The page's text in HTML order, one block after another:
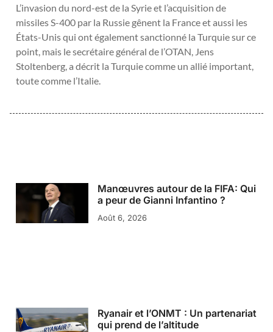
L’invasion du nord-est de la Syrie et l’acquisition de
missiles S-400 par la Russie gênent la France et aussi les
États-Unis qui ont également sanctionné la Turquie sur ce
point, mais le secrétaire général de l’OTAN, Jens
Stoltenberg, a décrit la Turquie comme un allié important,
toute comme l’Italie.
Manœuvres autour de la FIFA: Qui
a peur de Gianni Infantino ?
Août 6, 2026
Ryanair et l’ONMT : Un partenariat
qui prend de l’altitude